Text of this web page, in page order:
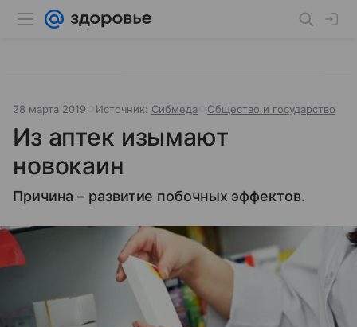
28 марта 2019 Источник: Сибмеда Общество и государство
Из аптек изымают
новокаин
Причина – развитие побочных эффектов.